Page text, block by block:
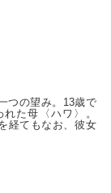
つの望み。13歳で
た母〈ハワ〉。
経てもなお、彼女